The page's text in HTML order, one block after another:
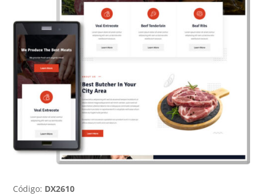
Código: DX2610